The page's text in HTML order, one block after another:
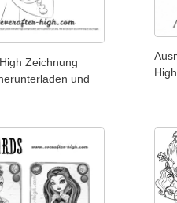
Zeichnung
und